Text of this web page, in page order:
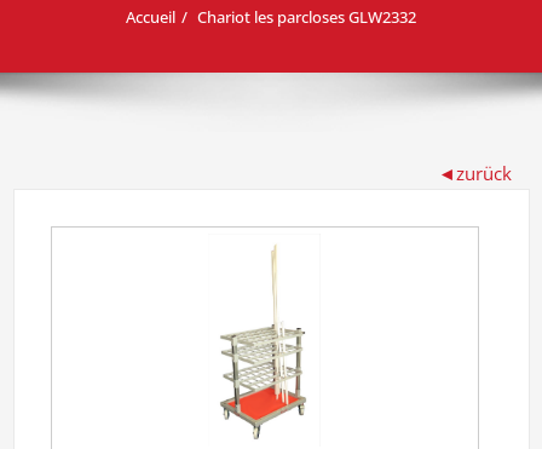
Accueil Chariot les parcloses GLW2332